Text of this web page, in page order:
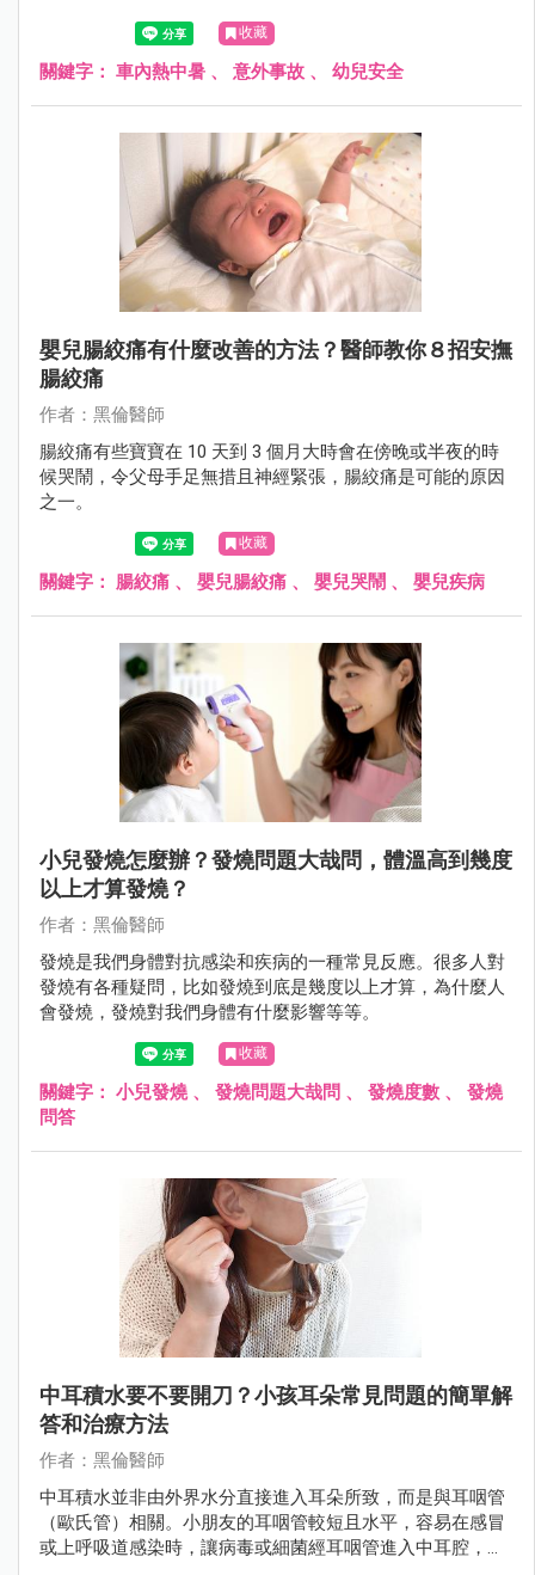
收藏
關鍵字： 車內熱中暑 、 意外事故 、 幼兒安全
嬰兒腸絞痛有什麼改善的方法？醫師教你８招安撫
腸絞痛
作者：黑倫醫師
腸絞痛有些寶寶在 10 天到 3 個月大時會在傍晚或半夜的時
候哭鬧，令父母手足無措且神經緊張，腸絞痛是可能的原因
之一。
收藏
關鍵字： 腸絞痛 、 嬰兒腸絞痛 、 嬰兒哭鬧 、 嬰兒疾病
小兒發燒怎麼辦？發燒問題大哉問，體溫高到幾度
以上才算發燒？
作者：黑倫醫師
發燒是我們身體對抗感染和疾病的一種常見反應。很多人對
發燒有各種疑問，比如發燒到底是幾度以上才算，為什麼人
會發燒，發燒對我們身體有什麼影響等等。
收藏
關鍵字： 小兒發燒、 發燒問題大哉問 、 發燒度數 、 發燒
問答
中耳積水要不要開刀？小孩耳朵常見問題的簡單解
答和治療方法
作者：黑倫醫師
中耳積水並非由外界水分直接進入耳朵所致，而是與耳咽管
（歐氏管）相關。小朋友的耳咽管較短且水平，容易在感冒
或上呼吸道感染時，讓病毒或細菌經耳咽管進入中耳腔，導